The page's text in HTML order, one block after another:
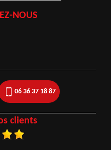
NOUS
06 36 37 18 87
clients